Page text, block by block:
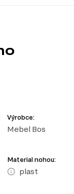
Výrobce:
Mebel Bos
Material nohou:
plast